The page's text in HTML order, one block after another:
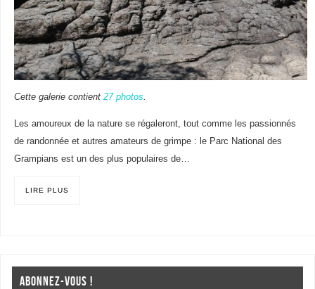
Cette galerie contient 27 photos
Les amoureux de la nature se régaleront, tout comme les passionnés
de randonnée et autres amateurs de grimpe : le Parc National des
Grampians est un des plus populaires de…
LIRE PLUS
ABONNEZ-VOUS !